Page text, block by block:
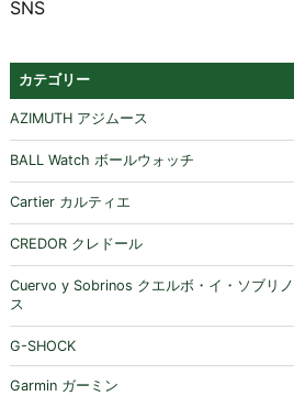
SNS
カテゴリー
AZIMUTH アジムース
BALL Watch ボールウォッチ
Cartier カルティエ
CREDOR クレドール
Cuervo y Sobrinos クエルボ・イ・ソブリノ
ス
G-SHOCK
Garmin ガーミン